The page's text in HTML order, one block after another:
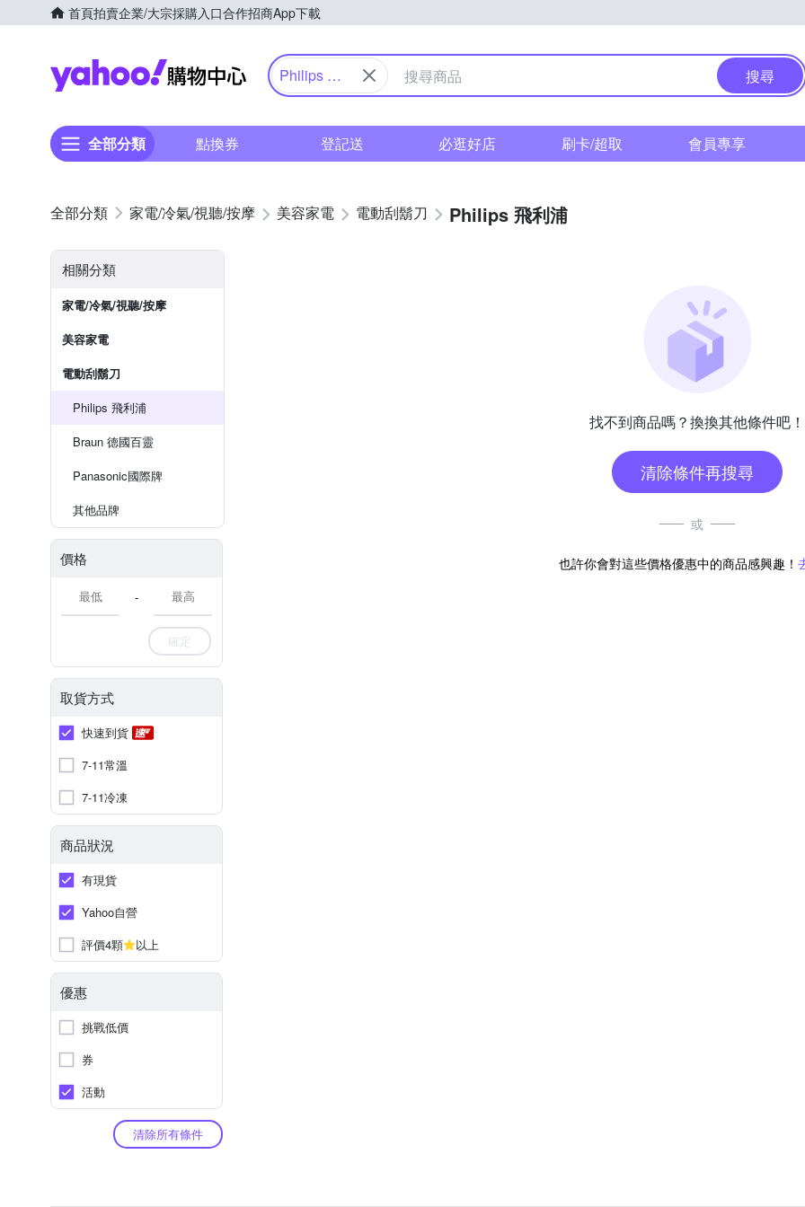
首頁拍賣企業/大宗採購入口合作招商App下載
Yahoo購物中心
Philips 飛
搜尋
全部分類 點換券 登記送 必逛好店 刷卡/超取 會員專享
家電/冷氣/視聽/按摩 美容家電 電動刮鬍刀 Philips 飛利浦
相關分類
家電/冷氣/視聽/按摩
美容家電
電動刮鬍刀
Philips 飛利浦
Braun 德國百靈
Panasonic國際牌
其他品牌
價格
-
確定
取貨方式
快速到貨
7-11常溫
7-11冷凍
商品狀況
有現貨
Yahoo自營
評價4顆
以上
優惠
挑戰低價
券
活動
清除所有條件
找不到商品嗎？換換其他條件吧！
清除條件再搜尋
或
也許你會對這些價格優惠中的商品感興趣！